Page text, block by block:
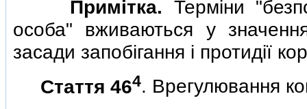
Примiтка. Термiни
особа" вживаються у
засади запобiгання i протидiї
Стаття 464. Врегулювання